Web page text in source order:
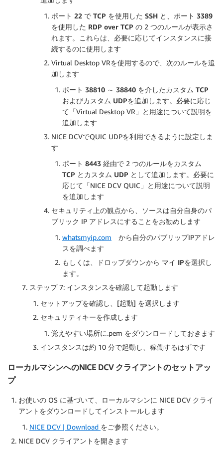
ポート 22 で TCP を使用した SSH と、ポート 3389
を使用した RDP over TCP の 2 つのルールが表示さ
れます。これらは、必要に応じてインスタンスに接
続するのに使用します
Virtual Desktop VRを使用するので、次のルールを追
加します
ポート 38810 ～ 38840 を介したカスタム TCP
およびカスタム UDPを追加します。必要に応じ
て「Virtual Desktop VR」と用途について説明を
追加します
NICE DCVでQUIC UDPを利用できるように設定しま
す
ポート 8443 経由で 2 つのルールをカスタム
TCP と カスタム UDP として追加します。必要に
応じて「NICE DCV QUIC」と用途について説明
を追加します
セキュリティ上の観点から、ソースは自分自身のパ
ブリック IP アドレスにすることをお勧めします
whatsmyip.com から自分のパブリップIPアドレ
スを調べます
もしくは、ドロップダウンから マイ IPを選択し
ます。
ステップ 7: インスタンスを確認して起動します
セットアップを確認し、[起動] を選択します
セキュリティキーを作成します
覚えやすい場所に.pem をダウンロードしておきます
インスタンスは約 10 分で起動し、稼働するはずです
ローカルマシンへのNICE DCV クライアントのセットアッ
プ
お使いの OS に基づいて、ローカルマシンに NICE DCV クライ
アントをダウンロードしてインストールします
NICE DCV | Download をご参照ください。
NICE DCV クライアントを開きます